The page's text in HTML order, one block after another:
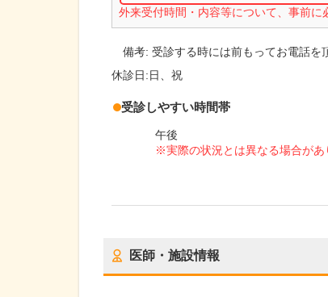
外来受付時間・内容等について、事前に
備考:受診する時には前もってお電話を
休診日:日、祝
受診しやすい時間帯
午後
※実際の状況とは異なる場合があ
医師・施設情報